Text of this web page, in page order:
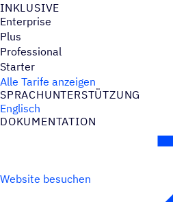
INKLU­SIVE
Enterprise
Plus
Professional
Starter
Alle Tarife anzeigen
SPRACH­UN­TER­STÜT­ZUNG
Englisch
DOKU­MEN­TA­TION
Website besuchen